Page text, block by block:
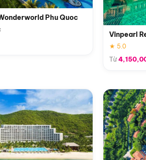
Phu Quoc
Vinpearl
★ 5.0
Từ